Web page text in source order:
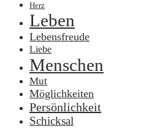
Herz
Leben
Lebensfreude
Liebe
Menschen
Mut
Möglichkeiten
Persönlichkeit
Schicksal